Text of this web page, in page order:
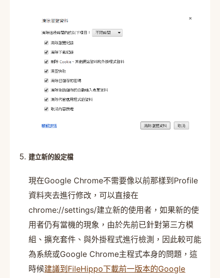
建立新的設定檔
現在Google Chrome不需要像以前那樣到Profile
資料夾去進行修改，可以直接在
chrome://settings/建立新的使用者，如果新的使
用者仍有當機的現象，由於先前已針對第三方模
組、擴充套件、與外掛程式進行檢測，因此較可能
為系統或Google Chrome主程式本身的問題，這
時候建議到FileHippo下載前一版本的Google